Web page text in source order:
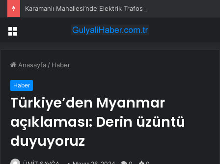
Menü
Anasayfa / Haber
Haber
Türkiye’den Myanmar
açıklaması: Derin üzüntü
duyuyoruz